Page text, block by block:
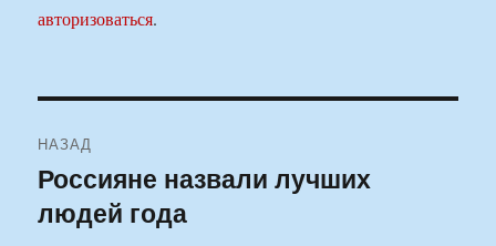
авторизоваться.
по
записям
НАЗАД
Предыдущая
запись:
Россияне назвали лучших
людей года